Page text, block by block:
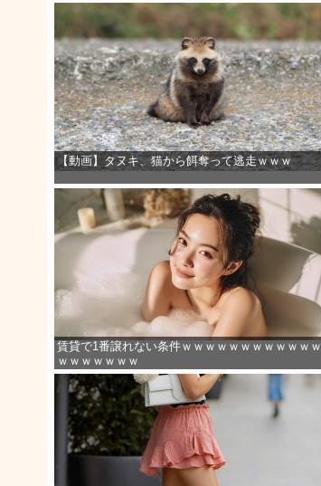
【動画】タヌキ、猫から餌奪って逃走ｗｗｗ
賃貸で1番譲れない条件ｗｗｗｗｗｗｗｗｗｗｗｗ
ｗｗｗｗｗｗｗ